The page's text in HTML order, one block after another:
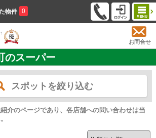
物件 0
お問合せ
のスーパー
スポットを絞り込む
介のページであり、各店舗への問い合わせは当